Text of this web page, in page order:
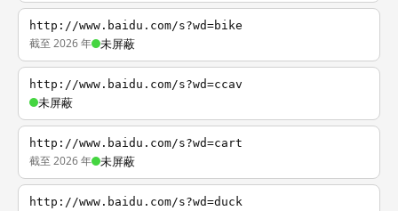
http://www.baidu.com/s?wd=bike
截至 2026 年 未屏蔽
http://www.baidu.com/s?wd=ccav
未屏蔽
http://www.baidu.com/s?wd=cart
截至 2026 年 未屏蔽
http://www.baidu.com/s?wd=duck